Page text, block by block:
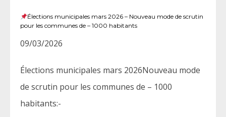
Élections municipales mars 2026 – Nouveau mode de scrutin
pour les communes de – 1000 habitants
09/03/2026
Élections municipales mars 2026Nouveau mode
de scrutin pour les communes de – 1000
habitants:-